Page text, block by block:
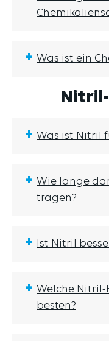
+ Was ist ein
+ Was ist Nitril
+ Wie lange
tragen?
+ Ist Nitril
+ Welche
besten?